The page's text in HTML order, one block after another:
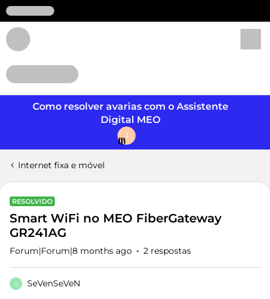
Como resolver avarias com o Assistente
Digital MEO
J
Internet fixa e móvel
RESOLVIDO
Smart WiFi no MEO FiberGateway
GR241AG
Forum|Forum|8 months ago 2 respostas
S SeVenSeVeN